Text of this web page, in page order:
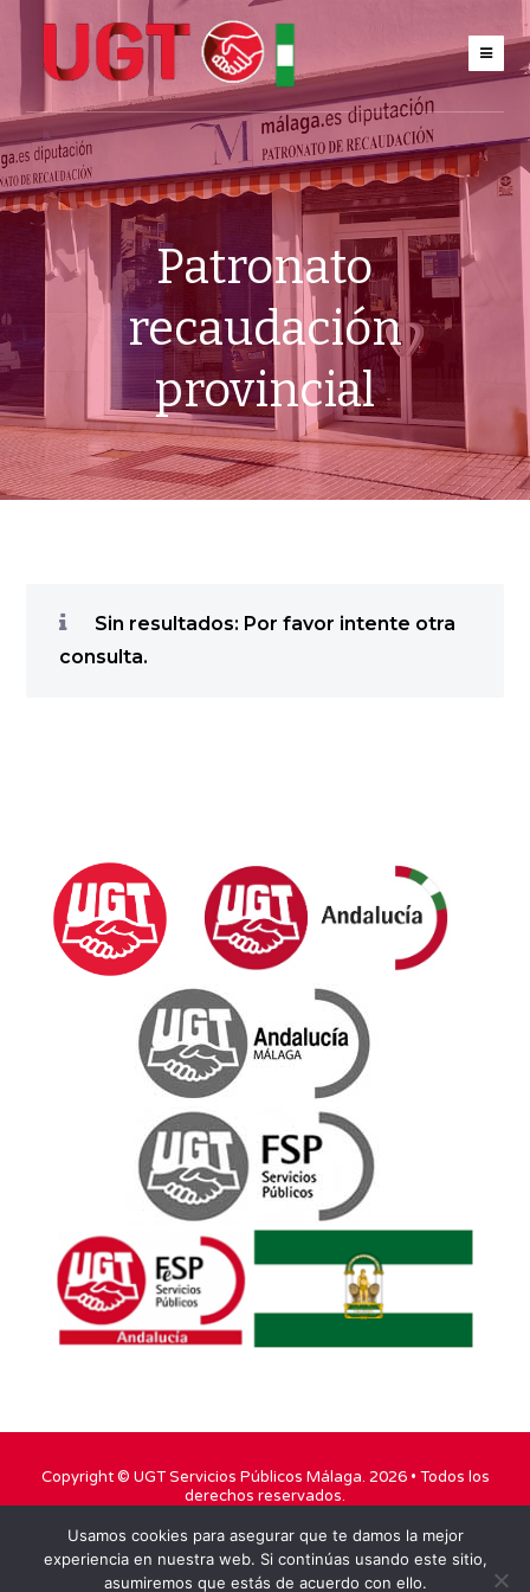
Patronato
recaudación
provincial
Sin resultados: Por favor intente otra
consulta.
Copyright © UGT Servicios Públicos Málaga. 2026 • Todos los
derechos reservados.
TWITTER FACEBOOK YOUTUBE
Usamos cookies para asegurar que te damos la mejor
experiencia en nuestra web. Si continúas usando este sitio,
asumiremos que estás de acuerdo con ello.